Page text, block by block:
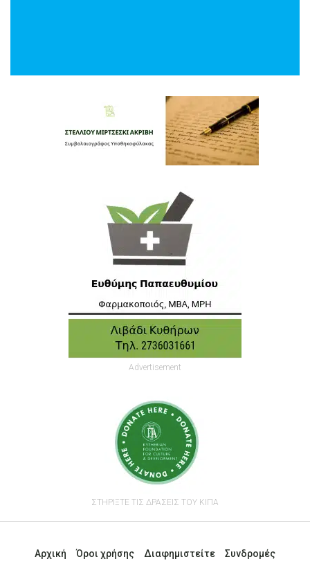
Advertisement
ΣΤΗΡΙΞΤΕ ΤΙΣ ΔΡΑΣΕΙΣ ΤΟΥ ΚΙΠΑ
Αρχική Όροι χρήσης Διαφημιστείτε Συνδρομές